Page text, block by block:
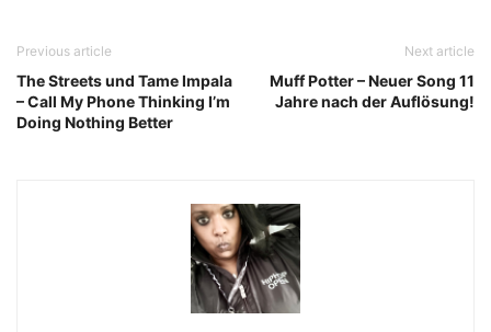
Previous article
The Streets und Tame Impala
– Call My Phone Thinking I’m
Doing Nothing Better
Next article
Muff Potter – Neuer Song 11
Jahre nach der Auflösung!